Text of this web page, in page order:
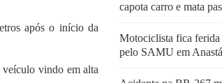
após o início da
vindo em alta
capota carro e mata
Motociclista fica ferida
pelo SAMU em